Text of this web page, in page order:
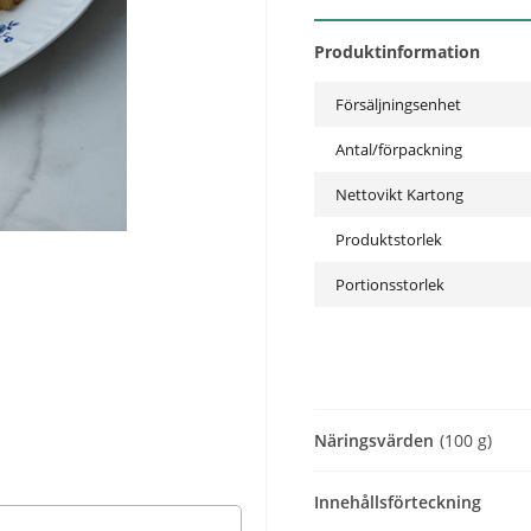
Produktinformation
Försäljningsenhet
Antal/förpackning
Nettovikt Kartong
Produktstorlek
Portionsstorlek
Näringsvärden (100 g)
Innehållsförteckning